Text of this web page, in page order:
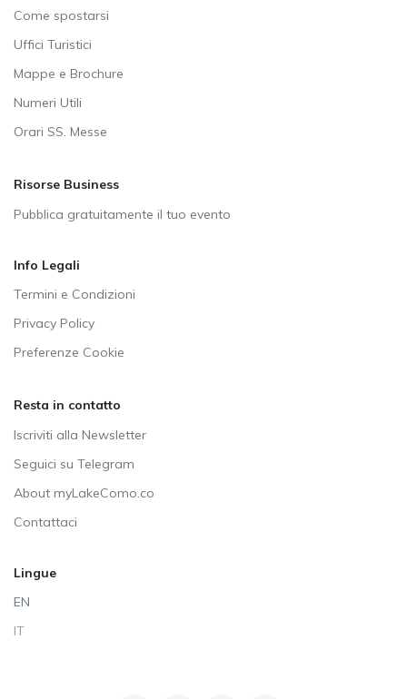
Come spostarsi
Uffici Turistici
Mappe e Brochure
Numeri Utili
Orari SS. Messe
Risorse Business
Pubblica gratuitamente il tuo evento
Info Legali
Termini e Condizioni
Privacy Policy
Preferenze Cookie
Resta in contatto
Iscriviti alla Newsletter
Seguici su Telegram
About myLakeComo.co
Contattaci
Lingue
EN
IT